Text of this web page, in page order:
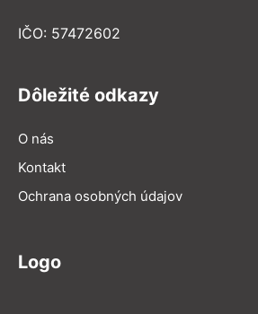
IČO: 57472602
Dôležité odkazy
O nás
Kontakt
Ochrana osobných údajov
Logo